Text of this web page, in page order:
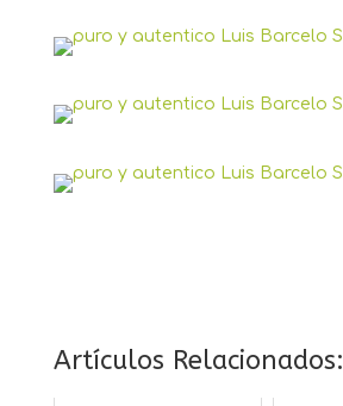
Artículos Relacionados: